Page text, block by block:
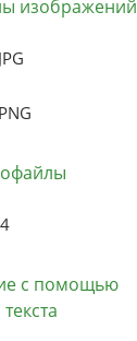
изображений
с помощью